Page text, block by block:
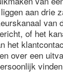
aan drie
van
of het
het
over een